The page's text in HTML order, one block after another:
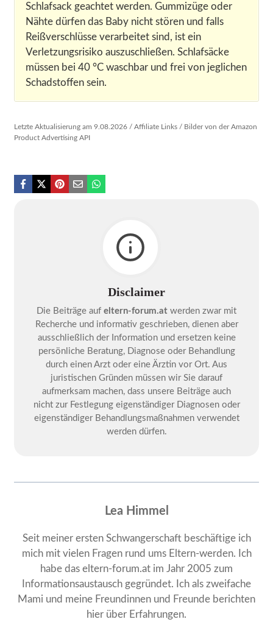
Schlafsack geachtet werden. Gummizüge oder
Nähte dürfen das Baby nicht stören und falls
Reißverschlüsse verarbeitet sind, ist ein
Verletzungsrisiko auszuschließen. Schlafsäcke
müssen bei 40 °C waschbar und frei von jeglichen
Schadstoffen sein.
Letzte Aktualisierung am 9.08.2026 / Affiliate Links / Bilder von der Amazon
Product Advertising API
Disclaimer
Die Beiträge auf eltern-forum.at werden zwar mit
Recherche und informativ geschrieben, dienen aber
ausschließlich der Information und ersetzen keine
persönliche Beratung, Diagnose oder Behandlung
durch einen Arzt oder eine Ärztin vor Ort. Aus
juristischen Gründen müssen wir Sie darauf
aufmerksam machen, dass unsere Beiträge auch
nicht zur Festlegung eigenständiger Diagnosen oder
eigenständiger Behandlungsmaßnahmen verwendet
werden dürfen.
Lea Himmel
Seit meiner ersten Schwangerschaft beschäftige ich
mich mit vielen Fragen rund ums Eltern-werden. Ich
habe das eltern-forum.at im Jahr 2005 zum
Informationsaustausch gegründet. Ich als zweifache
Mami und meine Freundinnen und Freunde berichten
hier über Erfahrungen.